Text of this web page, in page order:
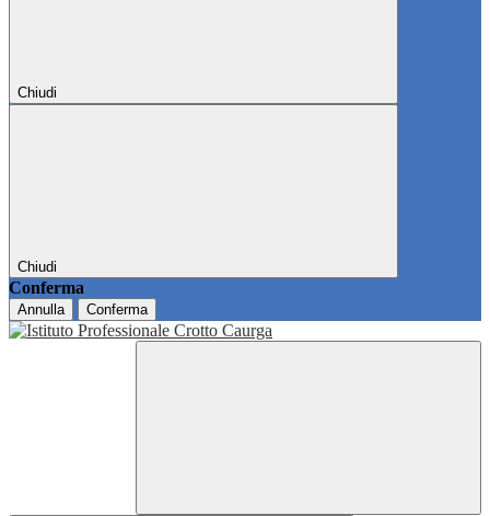
Chiudi
Chiudi
Conferma
Annulla Conferma